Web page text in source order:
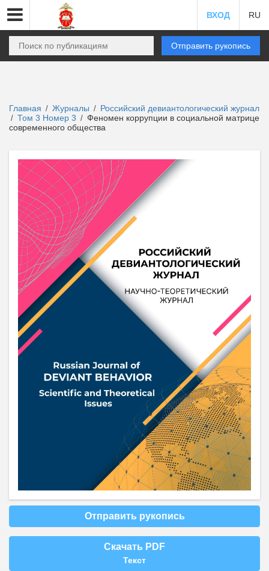
ВХОД RU
Отправить рукопись
Главная / Журналы / Российский девиантологический журнал
/ Том 3 Номер 3 / Феномен коррупции в социальной матрице
современного общества
Отправить рукопись
Скачать PDF
Текст